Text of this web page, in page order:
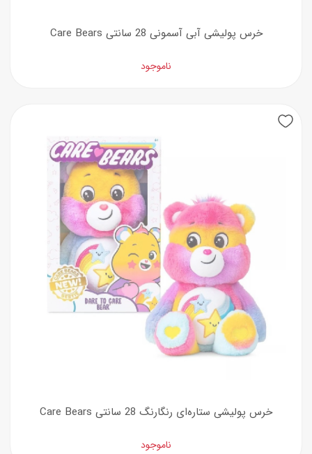
خرس پولیشی آبی آسمونی 28 سانتی Care Bears
ناموجود
خرس پولیشی ستاره‌ای رنگارنگ 28 سانتی Care Bears
ناموجود